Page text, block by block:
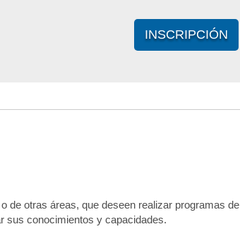
INSCRIPCIÓN
de otras áreas, que deseen realizar programas de
sus conocimientos y capacidades.